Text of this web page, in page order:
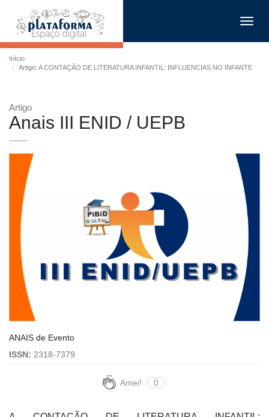
Início
Artigo: A CONTAÇÃO DE LITERATURA INFANTIL: INFLUENCIAS NO INFANTE
Artigo
Anais III ENID / UEPB
ANAIS de Evento
ISSN: 2318-7379
Amei! 0